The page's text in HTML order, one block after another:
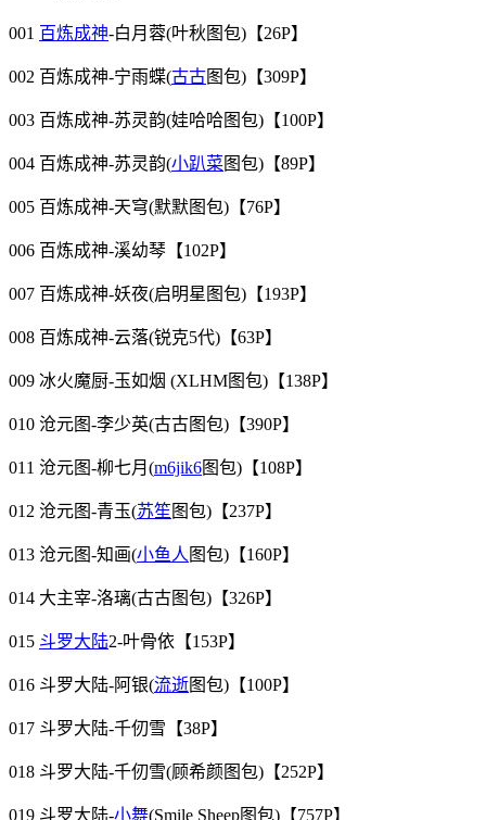
001 百炼成神-白月蓉(叶秋图包)【26P】
002 百炼成神-宁雨蝶(古古图包)【309P】
003 百炼成神-苏灵韵(娃哈哈图包)【100P】
004 百炼成神-苏灵韵(小趴菜图包)【89P】
005 百炼成神-天穹(默默图包)【76P】
006 百炼成神-溪幼琴【102P】
007 百炼成神-妖夜(启明星图包)【193P】
008 百炼成神-云落(锐克5代)【63P】
009 冰火魔厨-玉如烟 (XLHM图包)【138P】
010 沧元图-李少英(古古图包)【390P】
011 沧元图-柳七月(m6jik6图包)【108P】
012 沧元图-青玉(苏笙 图包)【237P】
013 沧元图-知画(小鱼人 图包)【160P】
014 大主宰-洛璃(古古图包)【326P】
015 斗罗大陆2-叶骨依【153P】
016 斗罗大陆-阿银(流逝图包)【100P】
017 斗罗大陆-千仞雪【38P】
018 斗罗大陆-千仞雪(顾希颜图包)【252P】
019 斗罗大陆-小舞(Smile Sheep图包)【757P】